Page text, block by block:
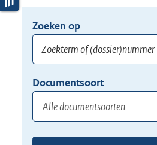
Opnieuw
zoeken:
Zoeken op
of
(dossier)nummer
hier
uw
zoekterm
of
Documentsoort